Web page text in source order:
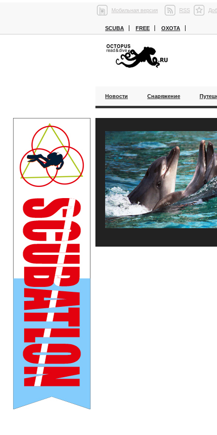
Мобильная версия RSS
SCUBA FREE ОХОТА
Новости Снаряжение